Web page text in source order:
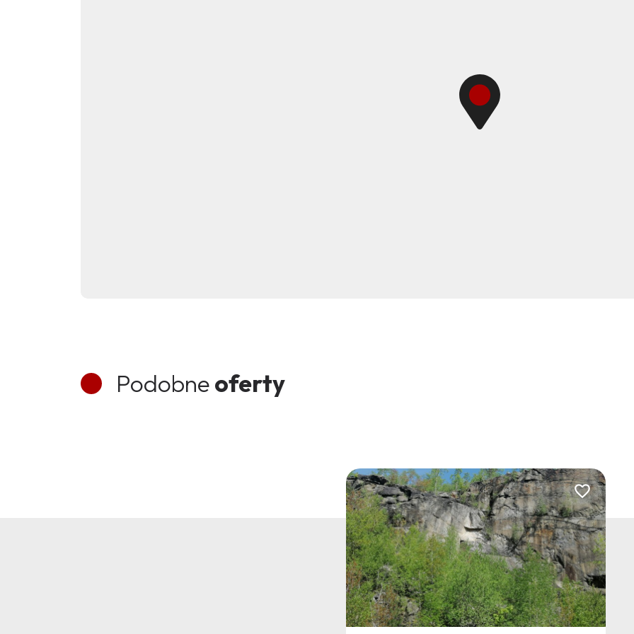
Podobneoferty
Dodaj do